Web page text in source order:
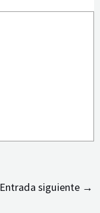
Entrada siguiente →